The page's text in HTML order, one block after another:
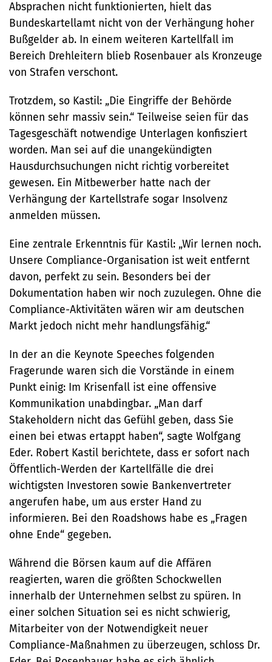
Absprachen nicht funktionierten, hielt das
Bundeskartellamt nicht von der Verhängung hoher
Bußgelder ab. In einem weiteren Kartellfall im
Bereich Drehleitern blieb Rosenbauer als Kronzeuge
von Strafen verschont.
Trotzdem, so Kastil: „Die Eingriffe der Behörde
können sehr massiv sein.“ Teilweise seien für das
Tagesgeschäft notwendige Unterlagen konfisziert
worden. Man sei auf die unangekündigten
Hausdurchsuchungen nicht richtig vorbereitet
gewesen. Ein Mitbewerber hatte nach der
Verhängung der Kartellstrafe sogar Insolvenz
anmelden müssen.
Eine zentrale Erkenntnis für Kastil: „Wir lernen noch.
Unsere Compliance-Organisation ist weit entfernt
davon, perfekt zu sein. Besonders bei der
Dokumentation haben wir noch zuzulegen. Ohne die
Compliance-Aktivitäten wären wir am deutschen
Markt jedoch nicht mehr handlungsfähig.“
In der an die Keynote Speeches folgenden
Fragerunde waren sich die Vorstände in einem
Punkt einig: Im Krisenfall ist eine offensive
Kommunikation unabdingbar. „Man darf
Stakeholdern nicht das Gefühl geben, dass Sie
einen bei etwas ertappt haben“, sagte Wolfgang
Eder. Robert Kastil berichtete, dass er sofort nach
Öffentlich-Werden der Kartellfälle die drei
wichtigsten Investoren sowie Bankenvertreter
angerufen habe, um aus erster Hand zu
informieren. Bei den Roadshows habe es „Fragen
ohne Ende“ gegeben.
Während die Börsen kaum auf die Affären
reagierten, waren die größten Schockwellen
innerhalb der Unternehmen selbst zu spüren. In
einer solchen Situation sei es nicht schwierig,
Mitarbeiter von der Notwendigkeit neuer
Compliance-Maßnahmen zu überzeugen, schloss Dr.